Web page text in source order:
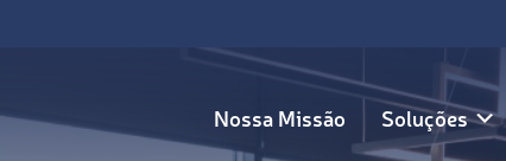
Nossa Missão Soluções